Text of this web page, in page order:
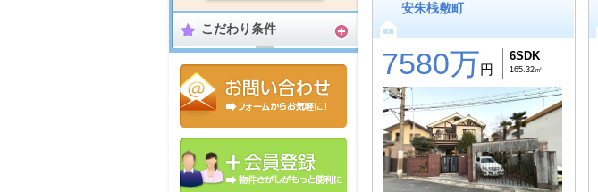
こだわり条件
安朱桟敷町
7580万円
6SDK
165.32㎡